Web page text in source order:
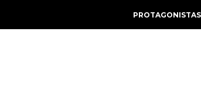
a
PROTAGONISTAS